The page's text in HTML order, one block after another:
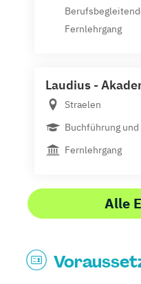
Fernlehrgang
Laudius -
Straelen
Buchführung
Fernlehrgang
Alle